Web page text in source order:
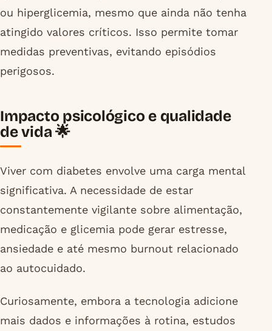
ou hiperglicemia, mesmo que ainda não tenha
atingido valores críticos. Isso permite tomar
medidas preventivas, evitando episódios
perigosos.
Impacto psicológico e qualidade
de vida 🌟
Viver com diabetes envolve uma carga mental
significativa. A necessidade de estar
constantemente vigilante sobre alimentação,
medicação e glicemia pode gerar estresse,
ansiedade e até mesmo burnout relacionado
ao autocuidado.
Curiosamente, embora a tecnologia adicione
mais dados e informações à rotina, estudos